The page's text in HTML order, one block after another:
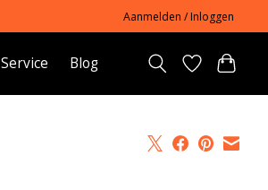
Aanmelden / Inloggen
Service Blog